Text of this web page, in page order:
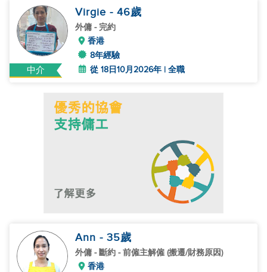
中介
Virgie - 46歲
外傭 - 完約
香港
8年經驗
從 18日10月2026年 | 全職
Ann - 35歲
外傭 - 斷約 - 前僱主解僱 (搬遷/財務原因)
香港